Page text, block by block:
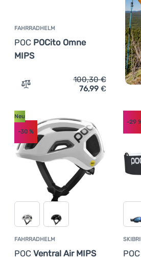
FAHRRADHELM
POC POCito Omne
MIPS
Zum Vergleich 'Fahrradhelm
100,30€
76,99 €
FAHRRADHELM
POC Ventral Air MIPS
Neu
-30 %
POC
-29